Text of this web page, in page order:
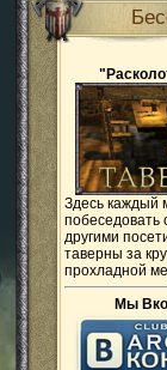
Здесь каждый
побеседовать
другими
таверны за
прохладной
Мы